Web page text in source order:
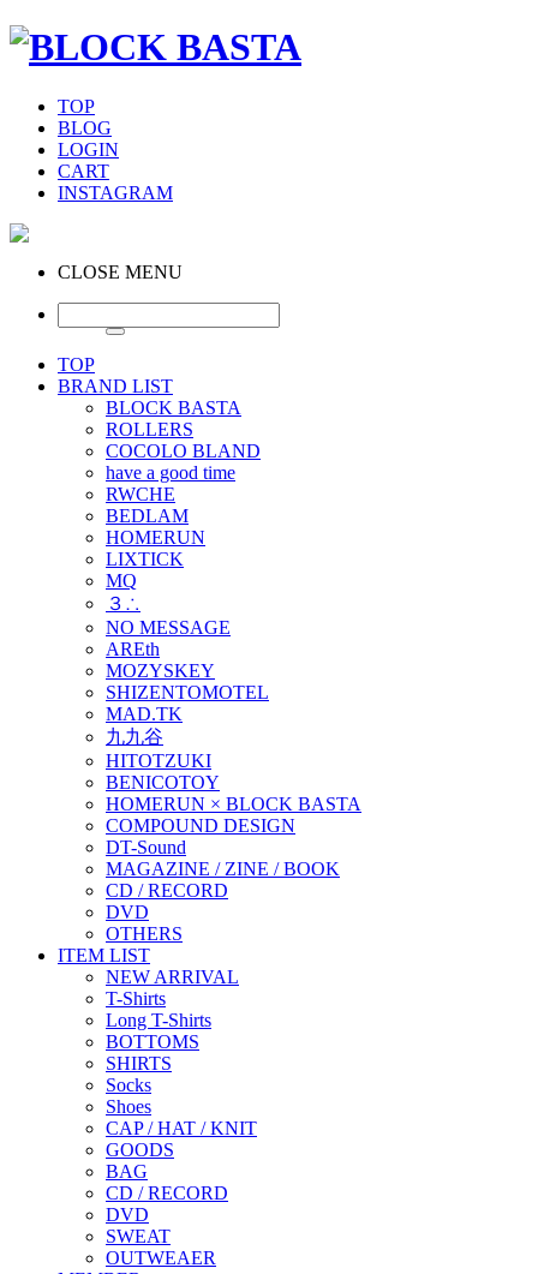
TOP
BLOG
LOGIN
CART
INSTAGRAM
CLOSE MENU
TOP
BRAND LIST
BLOCK BASTA
ROLLERS
COCOLO BLAND
have a good time
RWCHE
BEDLAM
HOMERUN
LIXTICK
MQ
３∴
NO MESSAGE
AREth
MOZYSKEY
SHIZENTOMOTEL
MAD.TK
九九谷
HITOTZUKI
BENICOTOY
HOMERUN × BLOCK BASTA
COMPOUND DESIGN
DT-Sound
MAGAZINE / ZINE / BOOK
CD / RECORD
DVD
OTHERS
ITEM LIST
NEW ARRIVAL
T-Shirts
Long T-Shirts
BOTTOMS
SHIRTS
Socks
Shoes
CAP / HAT / KNIT
GOODS
BAG
CD / RECORD
DVD
SWEAT
OUTWEAER